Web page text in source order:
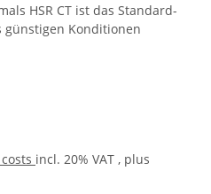
HSR CT ist das Standard-
günstigen Konditionen
incl. 20% VAT , plus